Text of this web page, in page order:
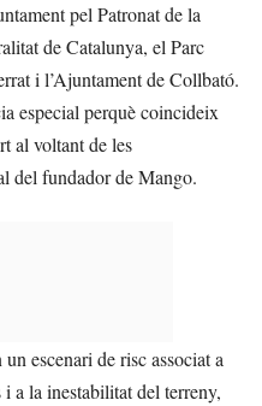
pel Patronat de la
de Catalunya, el Parc
i l’Ajuntament de Collbató.
especial perquè coincideix
al voltant de les
del fundador de Mango.
escenari de risc associat a
a la inestabilitat del terreny,